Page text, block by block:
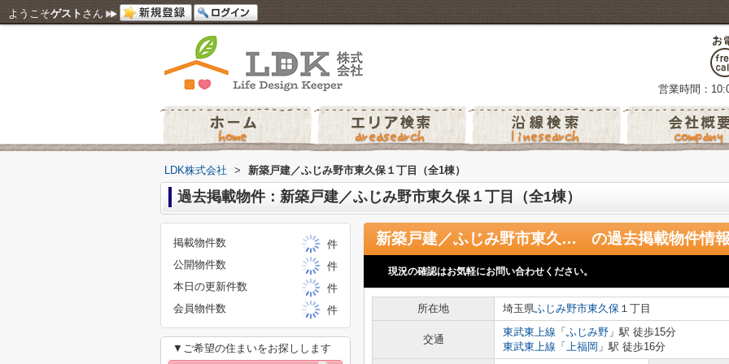
ようこそゲスト さん
営業時間：
LDK株式会社 > 新築戸建／ふじみ野市東久保１丁目（全1棟）
過去掲載物件：新築戸建／ふじみ野市東久保１丁目（全1棟）
新築戸建／ふじみ野市東久保１丁目（全1棟） の過去掲載物件情
現況の確認はお気軽にお問い合わせください。
所在地 埼玉県ふじみ野市東久保 １丁目
交通
東武東上線 「 ふじみ野 」駅 徒歩15分
東武東上線 「 上福岡 」駅 徒歩16分
掲載物件数
件
公開物件数
件
本日の更新件数
件
会員物件数
件
▼ご希望の住まいをお探しします